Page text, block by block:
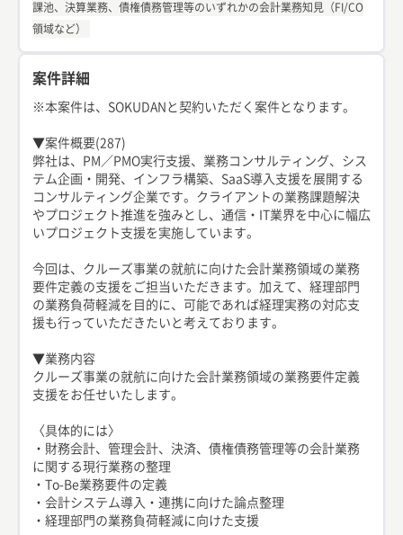
課池、決算業務、債権債務管理等のいずれかの会計業務知見（FI/CO
領域など）
案件詳細
※本案件は、SOKUDANと契約いただく案件となります。
▼案件概要(287)
弊社は、PM／PMO実行支援、業務コンサルティング、シス
テム企画・開発、インフラ構築、SaaS導入支援を展開する
コンサルティング企業です。クライアントの業務課題解決
やプロジェクト推進を強みとし、通信・IT業界を中心に幅広
いプロジェクト支援を実施しています。
今回は、クルーズ事業の就航に向けた会計業務領域の業務
要件定義の支援をご担当いただきます。加えて、経理部門
の業務負荷軽減を目的に、可能であれば経理実務の対応支
援も行っていただきたいと考えております。
▼業務内容
クルーズ事業の就航に向けた会計業務領域の業務要件定義
支援をお任せいたします。
〈具体的には〉
・財務会計、管理会計、決済、債権債務管理等の会計業務
に関する現行業務の整理
・To-Be業務要件の定義
・会計システム導入・連携に向けた論点整理
・経理部門の業務負荷軽減に向けた支援